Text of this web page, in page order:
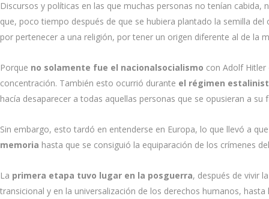
Discursos y políticas en las que muchas personas no tenían
que, poco tiempo después de que se hubiera plantado la semilla
por pertenecer a una religión, por tener un origen diferente al de la
Porque no solamente fue el nacionalsocialismo con Adolf
concentración. También esto ocurrió durante el régimen
hacía desaparecer a todas aquellas personas que se opusieran a su
Sin embargo, esto tardó en entenderse en Europa, lo que llevó a
memoria hasta que se consiguió la equiparación de los crímenes
La primera etapa tuvo lugar en la posguerra, después de vivir
transicional y en la universalización de los derechos humanos,